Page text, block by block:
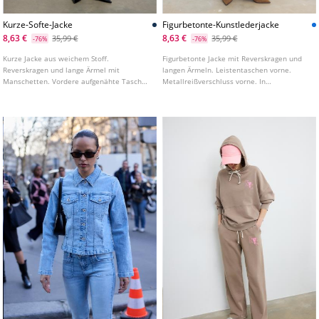
Kurze-Softe-Jacke
8,63 €
-76% 35,99 €
Kurze Jacke aus weichem Stoff.
Reverskragen und lange Ärmel mit
Manschetten. Vordere aufgenähte Taschen
erhältlich.
Figurbetonte-Kunstlederjacke
8,63 €
-76% 35,99 €
Figurbetonte Jacke mit Reverskragen und
langen Ärmeln. Leistentaschen vorne.
Metallreißverschluss vorne. In